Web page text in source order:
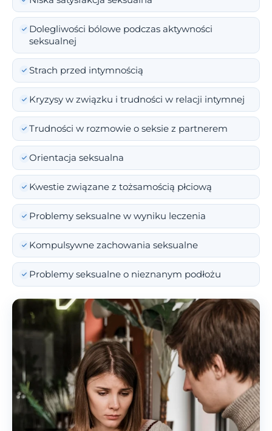
Dolegliwości bólowe podczas aktywności
seksualnej
Strach przed intymnością
Kryzysy w związku i trudności w relacji intymnej
Trudności w rozmowie o seksie z partnerem
Orientacja seksualna
Kwestie związane z tożsamością płciową
Problemy seksualne w wyniku leczenia
Kompulsywne zachowania seksualne
Problemy seksualne o nieznanym podłożu